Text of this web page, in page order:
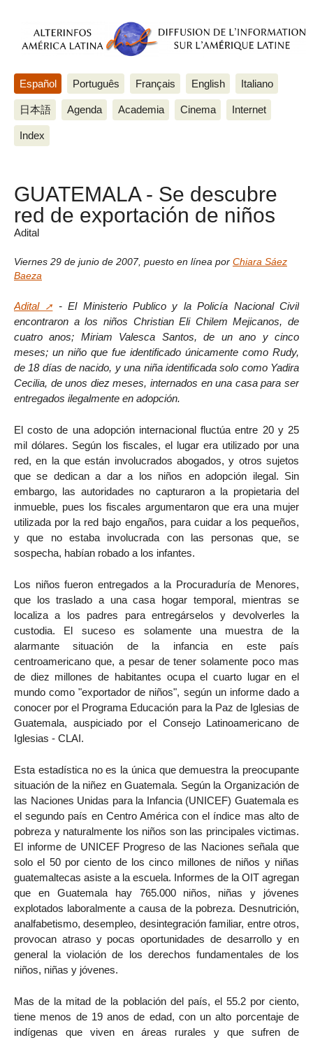
Español Português Français English Italiano
日本語 Agenda Academia Cinema Internet
Index
GUATEMALA - Se descubre
red de exportación de niños
Adital
Viernes 29 de junio de 2007, puesto en línea por Chiara Sáez
Baeza
Adital
- El Ministerio Publico y la Policía Nacional Civil
encontraron a los niños Christian Eli Chilem Mejicanos, de
cuatro anos; Miriam Valesca Santos, de un ano y cinco
meses; un niño que fue identificado únicamente como Rudy,
de 18 días de nacido, y una niña identificada solo como Yadira
Cecilia, de unos diez meses, internados en una casa para ser
entregados ilegalmente en adopción.
El costo de una adopción internacional fluctúa entre 20 y 25
mil dólares. Según los fiscales, el lugar era utilizado por una
red, en la que están involucrados abogados, y otros sujetos
que se dedican a dar a los niños en adopción ilegal. Sin
embargo, las autoridades no capturaron a la propietaria del
inmueble, pues los fiscales argumentaron que era una mujer
utilizada por la red bajo engaños, para cuidar a los pequeños,
y que no estaba involucrada con las personas que, se
sospecha, habían robado a los infantes.
Los niños fueron entregados a la Procuraduría de Menores,
que los traslado a una casa hogar temporal, mientras se
localiza a los padres para entregárselos y devolverles la
custodia. El suceso es solamente una muestra de la
alarmante situación de la infancia en este país
centroamericano que, a pesar de tener solamente poco mas
de diez millones de habitantes ocupa el cuarto lugar en el
mundo como "exportador de niños", según un informe dado a
conocer por el Programa Educación para la Paz de Iglesias de
Guatemala, auspiciado por el Consejo Latinoamericano de
Iglesias - CLAI.
Esta estadística no es la única que demuestra la preocupante
situación de la niñez en Guatemala. Según la Organización de
las Naciones Unidas para la Infancia (UNICEF) Guatemala es
el segundo país en Centro América con el índice mas alto de
pobreza y naturalmente los niños son las principales victimas.
El informe de UNICEF Progreso de las Naciones señala que
solo el 50 por ciento de los cinco millones de niños y niñas
guatemaltecas asiste a la escuela. Informes de la OIT agregan
que en Guatemala hay 765.000 niños, niñas y jóvenes
explotados laboralmente a causa de la pobreza. Desnutrición,
analfabetismo, desempleo, desintegración familiar, entre otros,
provocan atraso y pocas oportunidades de desarrollo y en
general la violación de los derechos fundamentales de los
niños, niñas y jóvenes.
Mas de la mitad de la población del país, el 55.2 por ciento,
tiene menos de 19 anos de edad, con un alto porcentaje de
indígenas que viven en áreas rurales y que sufren de